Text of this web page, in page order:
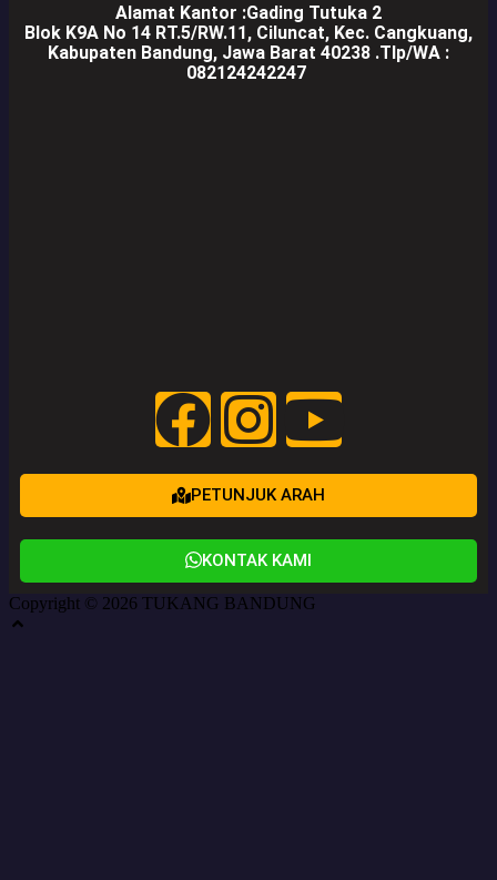
Alamat Kantor :Gading Tutuka 2
Blok K9A No 14 RT.5/RW.11, Ciluncat, Kec. Cangkuang,
Kabupaten Bandung, Jawa Barat 40238 .Tlp/WA :
082124242247
PETUNJUK ARAH
KONTAK KAMI
Copyright © 2026 TUKANG BANDUNG